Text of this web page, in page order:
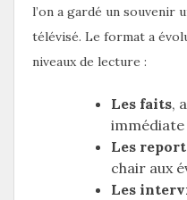
l’on a gardé un souvenir
télévisé. Le format a
niveaux de lecture :
Les faits,
Les
chair aux
Les